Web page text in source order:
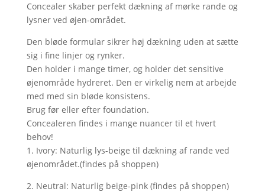
Concealer skaber perfekt dækning af mørke rande og
lysner ved øjen-området.
Den bløde formular sikrer høj dækning uden at sætte
sig i fine linjer og rynker.
Den holder i mange timer, og holder det sensitive
øjenområde hydreret. Den er virkelig nem at arbejde
med med sin bløde konsistens.
Brug før eller efter foundation.
Concealeren findes i mange nuancer til et hvert
behov!
1. Ivory: Naturlig lys-beige til dækning af rande ved
øjenområdet.(findes på shoppen)
2. Neutral: Naturlig beige-pink (findes på shoppen)